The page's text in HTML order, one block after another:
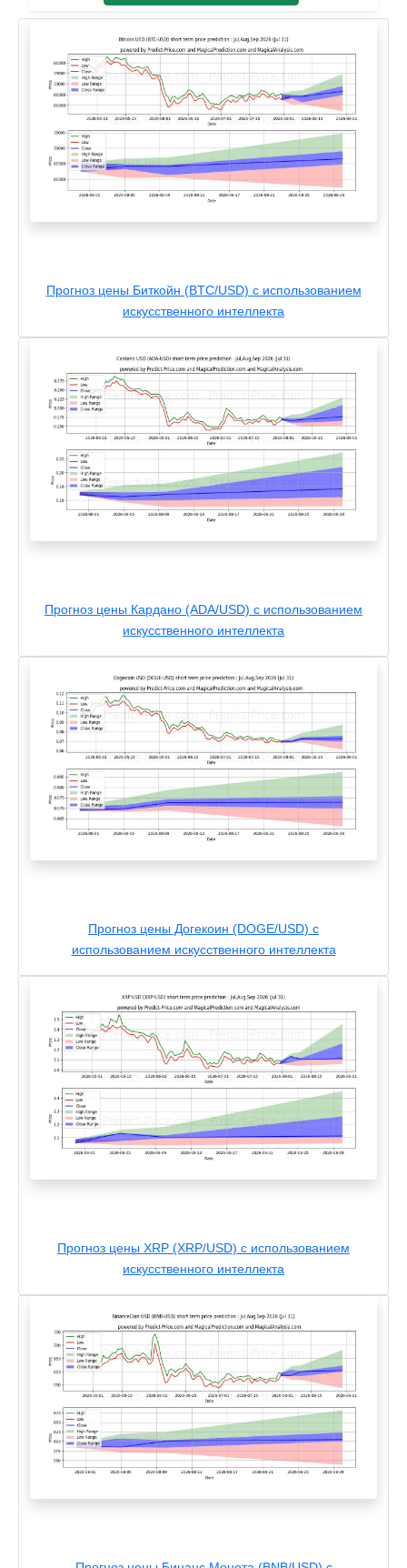
Прогноз цены Биткойн (BTC/USD) с использованием
искусственного интеллекта
Прогноз цены Кардано (ADA/USD) с использованием
искусственного интеллекта
Прогноз цены Догекоин (DOGE/USD) с
использованием искусственного интеллекта
Прогноз цены XRP (XRP/USD) с использованием
искусственного интеллекта